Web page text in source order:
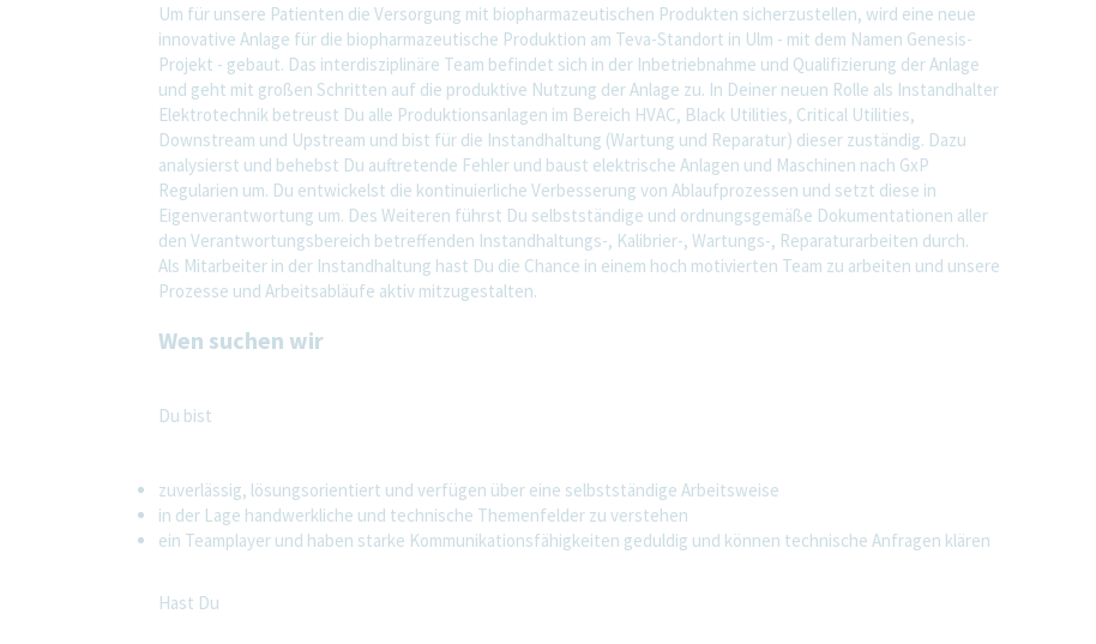
Um für unsere Patienten die Versorgung mit biopharmazeutischen Produkten sicherzustellen, wird eine neue
innovative Anlage für die biopharmazeutische Produktion am Teva-Standort in Ulm - mit dem Namen Genesis-
Projekt - gebaut. Das interdisziplinäre Team befindet sich in der Inbetriebnahme und Qualifizierung der Anlage
und geht mit großen Schritten auf die produktive Nutzung der Anlage zu. In Deiner neuen Rolle als Instandhalter
Elektrotechnik betreust Du alle Produktionsanlagen im Bereich HVAC, Black Utilities, Critical Utilities,
Downstream und Upstream und bist für die Instandhaltung (Wartung und Reparatur) dieser zuständig. Dazu
analysierst und behebst Du auftretende Fehler und baust elektrische Anlagen und Maschinen nach GxP
Regularien um. Du entwickelst die kontinuierliche Verbesserung von Ablaufprozessen und setzt diese in
Eigenverantwortung um. Des Weiteren führst Du selbstständige und ordnungsgemäße Dokumentationen aller
den Verantwortungsbereich betreffenden Instandhaltungs-, Kalibrier-, Wartungs-, Reparaturarbeiten durch.
Als Mitarbeiter in der Instandhaltung hast Du die Chance in einem hoch motivierten Team zu arbeiten und unsere
Prozesse und Arbeitsabläufe aktiv mitzugestalten.
Wen suchen wir
Du bist
zuverlässig, lösungsorientiert und verfügen über eine selbstständige Arbeitsweise
in der Lage handwerkliche und technische Themenfelder zu verstehen
ein Teamplayer und haben starke Kommunikationsfähigkeiten geduldig und können technische Anfragen klären
Hast Du